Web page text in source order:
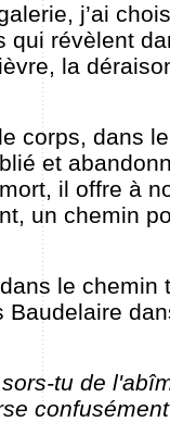
j’ai
qui révèlent
la
corps, dans
et
il offre à
un chemin
le chemin
tu de